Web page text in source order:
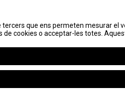
que ens permeten mesurar el
cookies o acceptar-les totes.
que ens permeten mesurar el
cookies o acceptar-les totes.